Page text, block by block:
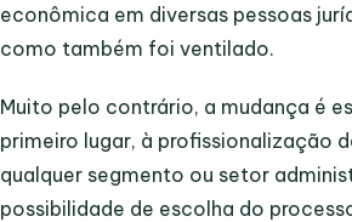
econômica em diversas pessoas
como também foi ventilado.
Muito pelo contrário, a mudança é
primeiro lugar, à profissionalização
qualquer segmento ou setor
possibilidade de escolha do